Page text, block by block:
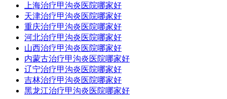
上海治疗甲沟炎医院哪家好
天津治疗甲沟炎医院哪家好
重庆治疗甲沟炎医院哪家好
河北治疗甲沟炎医院哪家好
山西治疗甲沟炎医院哪家好
内蒙古治疗甲沟炎医院哪家好
辽宁治疗甲沟炎医院哪家好
吉林治疗甲沟炎医院哪家好
黑龙江治疗甲沟炎医院哪家好